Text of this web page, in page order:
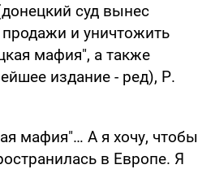
суд вынес
и уничтожить
мафия", а также
издание - ред), Р.
мафия"… А я хочу, чтобы
в Европе. Я